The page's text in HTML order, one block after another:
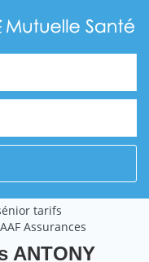
tarifs
Assurances
ANTONY